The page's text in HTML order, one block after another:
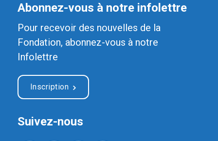
Abonnez-vous à notre infolettre
Pour recevoir des nouvelles de la
Fondation, abonnez-vous à notre
Infolettre
Inscription
Suivez-nous